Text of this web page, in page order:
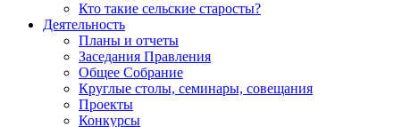
Кто такие сельские старосты?
Деятельность
Планы и отчеты
Заседания Правления
Общее Собрание
Круглые столы, семинары, совещания
Проекты
Конкурсы